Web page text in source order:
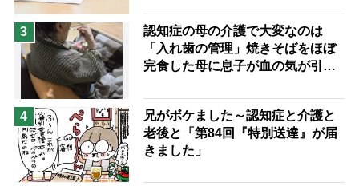
3
認知症の母の介護で大変なのは
「入れ歯の管理」焼きそばをほぼ
完食した母に息子が血の気が引い
4
兄がボケました～認知症と介護と
老後と「第84回『特別送達』が届
きました」